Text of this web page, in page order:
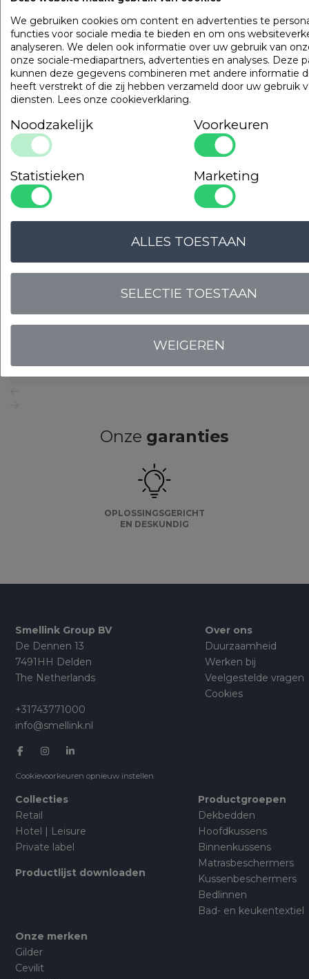
OMSCHRIJVING UITVOERINGEN
100% katoenen baddoeken.
Populaireproducten
Gilder Synthetisch Superior
LOGIN VOOR PRIJS
Onze garanties
OPLOSSINGSGERICHT
EN DESKUNDIG
Smellink Group BV
De Dennen 13
7491HH Delden
The Netherlands
+31743771000
info@smellink.nl
Cookievoorkeuren opnieuw instellen
Over ons
Duurzaamheid
Werken bij
Veelgestelde vragen
Cookies
Collecties
Retail
Hotel | Leisure
Private label
Productlijst downloaden
Productgroepen
Dekbedden
Hoofdkussens
Binnenkussens
Matrasbeschermers
Kussenbeschermers
Bedlinnen
Bad- en keukentextiel
Onze merken
Gilder
Cevilit
We gebruiken cookies om content en advertenties te
functies voor sociale media te bieden en om ons
analyseren. We delen ook informatie over uw gebruik van
onze sociale-mediapartners, advertenties en analyses. Deze
kunnen deze gegevens combineren met andere informatie
heeft verstrekt of die zij hebben verzameld door uw gebruik
diensten. Lees onze cookieverklaring.
Noodzakelijk Voorkeuren
Statistieken Marketing
WEIGEREN
SELECTIE TOESTAAN
ALLES TOESTAAN